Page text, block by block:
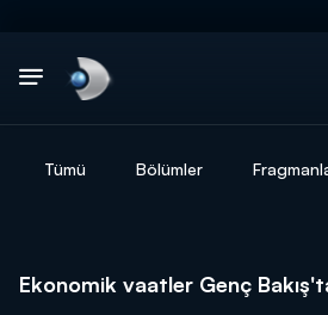
Tümü Bölümler
Ekonomik vaatler Genç